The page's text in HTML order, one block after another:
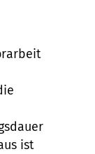
ist